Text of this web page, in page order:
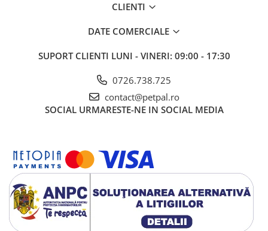
CLIENTI
DATE COMERCIALE
SUPORT CLIENTI LUNI - VINERI: 09:00 - 17:30
0726.738.725
contact@petpal.ro
SOCIAL URMARESTE-NE IN SOCIAL MEDIA